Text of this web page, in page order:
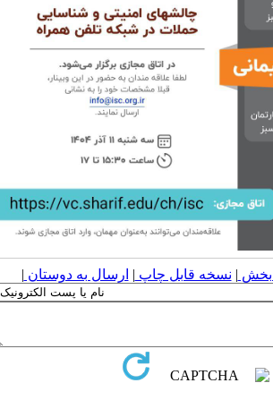
| نسخه قابل چاپ| ارسال به دوستان|